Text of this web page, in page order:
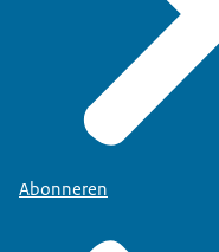
Abonneren